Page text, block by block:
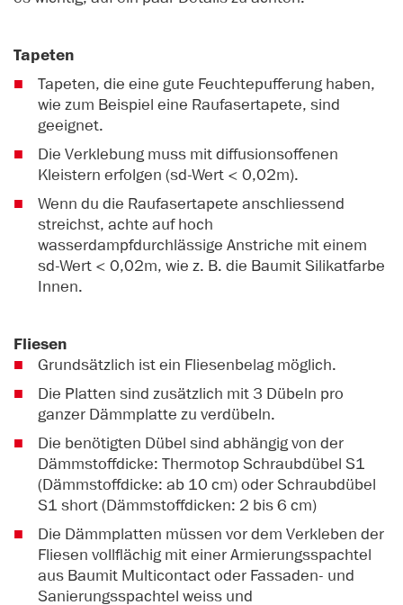
Tapeten
Tapeten, die eine gute Feuchtepufferung haben,
wie zum Beispiel eine Raufasertapete, sind
geeignet.
Die Verklebung muss mit diffusionsoffenen
Kleistern erfolgen (sd-Wert < 0,02m).
Wenn du die Raufasertapete anschliessend
streichst, achte auf hoch
wasserdampfdurchlässige Anstriche mit einem
sd-Wert < 0,02m, wie z. B. die Baumit Silikatfarbe
Innen.
Fliesen
Grundsätzlich ist ein Fliesenbelag möglich.
Die Platten sind zusätzlich mit 3 Dübeln pro
ganzer Dämmplatte zu verdübeln.
Die benötigten Dübel sind abhängig von der
Dämmstoffdicke: Thermotop Schraubdübel S1
(Dämmstoffdicke: ab 10 cm) oder Schraubdübel
S1 short (Dämmstoffdicken: 2 bis 6 cm)
Die Dämmplatten müssen vor dem Verkleben der
Fliesen vollflächig mit einer Armierungsspachtel
aus Baumit Multicontact oder Fassaden- und
Sanierungsspachtel weiss und